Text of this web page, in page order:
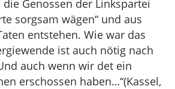
Genossen der Linkspartei
sorgsam wägen“ und aus
entstehen. Wie war das
ist auch nötig nach
auch wenn wir det ein
erschossen haben…“(Kassel,